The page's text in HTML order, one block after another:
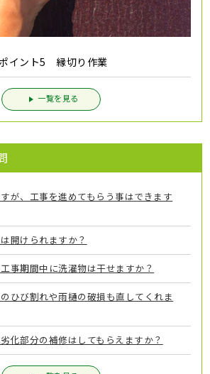
イント5 縁切り作業
一覧を見る
が、工事を進めてもらう事はできます
開けられますか？
事期間中に洗濯物は干せますか？
ひび割れや雨樋の破損も直してくれま
化部分の補修はしてもらえますか？